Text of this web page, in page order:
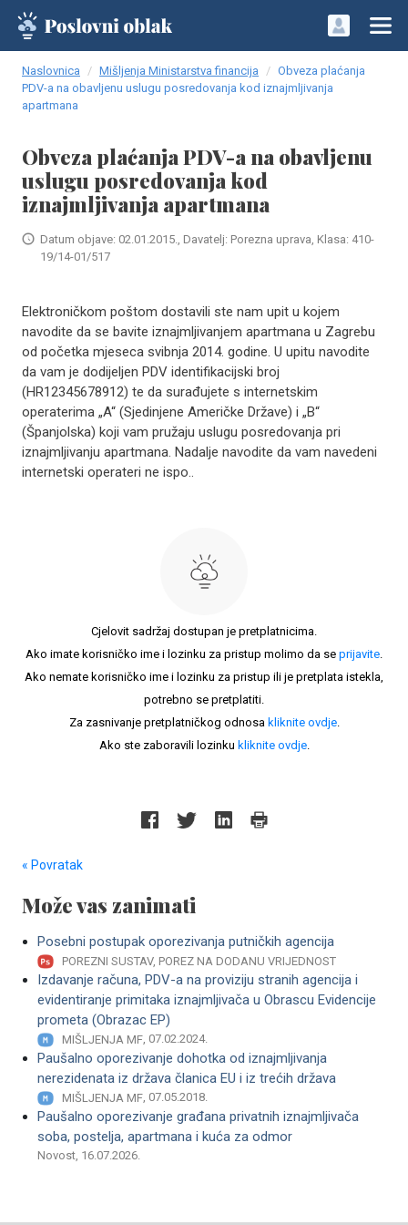
Naslovnica Mišljenja Ministarstva financija
Obveza plaćanja
PDV-a na obavljenu uslugu posredovanja kod iznajmljivanja
apartmana
Obveza plaćanja PDV-a na obavljenu
uslugu posredovanja kod
iznajmljivanja apartmana
Datum objave: 02.01.2015., Davatelj: Porezna uprava, Klasa: 410-
19/14-01/517
Elektroničkom poštom dostavili ste nam upit u kojem
navodite da se bavite iznajmljivanjem apartmana u Zagrebu
od početka mjeseca svibnja 2014. godine. U upitu navodite
da vam je dodijeljen PDV identifikacijski broj
(HR12345678912) te da surađujete s internetskim
operaterima „A“ (Sjedinjene Američke Države) i „B“
(Španjolska) koji vam pružaju uslugu posredovanja pri
iznajmljivanju apartmana. Nadalje navodite da vam navedeni
internetski operateri ne ispo..
Cjelovit sadržaj dostupan je pretplatnicima.
Ako imate korisničko ime i lozinku za pristup molimo da se prijavite.
Ako nemate korisničko ime i lozinku za pristup ili je pretplata istekla,
potrebno se pretplatiti.
Za zasnivanje pretplatničkog odnosa kliknite ovdje.
Ako ste zaboravili lozinku kliknite ovdje.
« Povratak
Može vas zanimati
Posebni postupak oporezivanja putničkih agencija
POREZNI SUSTAV, POREZ NA DODANU VRIJEDNOST
Izdavanje računa, PDV-a na proviziju stranih agencija i
evidentiranje primitaka iznajmljivača u Obrascu Evidencije
prometa (Obrazac EP)
MIŠLJENJA MF, 07.02.2024.
Paušalno oporezivanje dohotka od iznajmljivanja
nerezidenata iz država članica EU i iz trećih država
MIŠLJENJA MF, 07.05.2018.
Paušalno oporezivanje građana privatnih iznajmljivača
soba, postelja, apartmana i kuća za odmor
Novost, 16.07.2026.